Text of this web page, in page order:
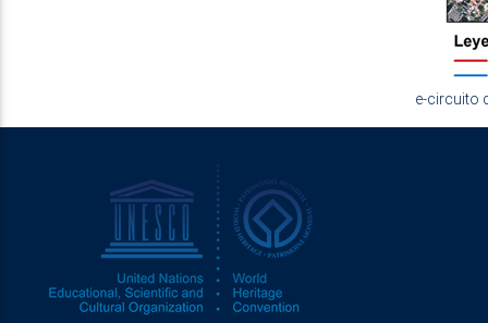
e-circuito